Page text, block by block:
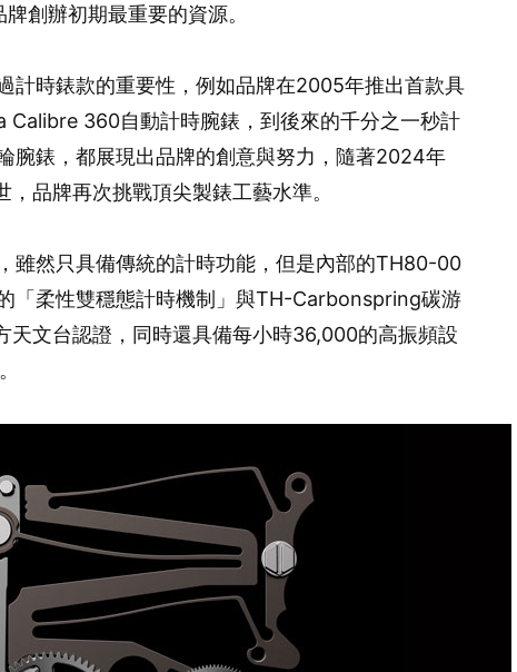
創辦初期最重要的資源。
計時錶款的重要性，例如品牌在2005年推出首款具
Calibre 360自動計時腕錶，到後來的千分之一秒計
腕錶，都展現出品牌的創意與努力，隨著2024年
品牌再次挑戰頂尖製錶工藝水準。
雖然只具備傳統的計時功能，但是內部的TH80-00
「柔性雙穩態計時機制」與TH-Carbonspring碳游
天文台認證，同時還具備每小時36,000的高振頻設